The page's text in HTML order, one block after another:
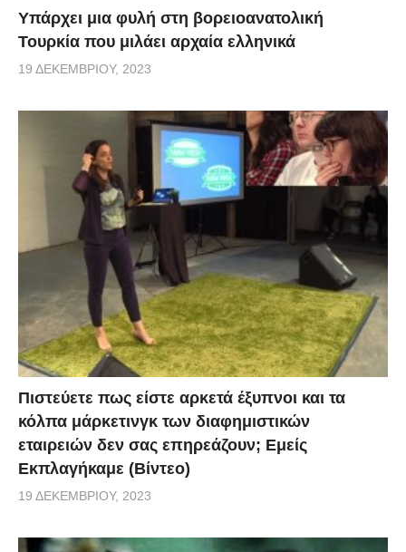
Υπάρχει μια φυλή στη βορειοανατολική
Τουρκία που μιλάει αρχαία ελληνικά
19 ΔΕΚΕΜΒΡΊΟΥ, 2023
Πιστεύετε πως είστε αρκετά έξυπνοι και τα
κόλπα μάρκετινγκ των διαφημιστικών
εταιρειών δεν σας επηρεάζουν; Εμείς
Εκπλαγήκαμε (Βίντεο)
19 ΔΕΚΕΜΒΡΊΟΥ, 2023